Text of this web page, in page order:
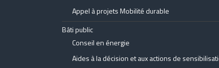
Appel à projets Mobilité durable
Bâti public
Conseil en énergie
Aides à la décision et aux actions de